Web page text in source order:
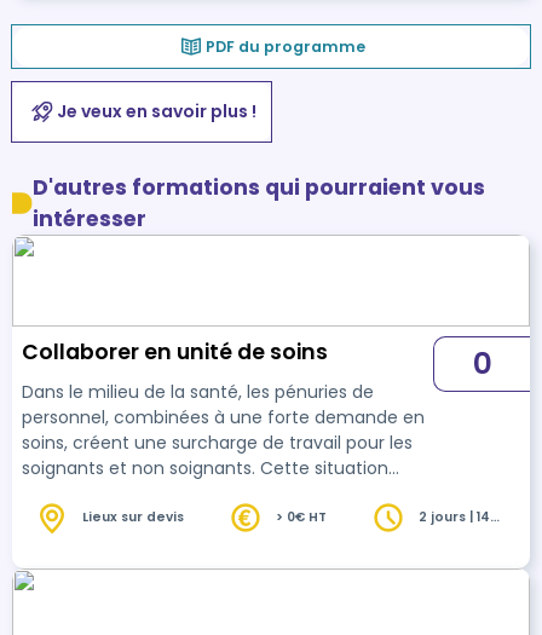
PDF du programme
Je veux en savoir plus !
D'autres formations qui pourraient vous
intéresser
Collaborer en unité de soins
Dans le milieu de la santé, les pénuries de
personnel, combinées à une forte demande en
soins, créent une surcharge de travail pour les
soignants et non soignants. Cette situation
professionnel (burn-out) que les cadres de
impacte, avec le temps, la motivation et le
bien-être au travail. Dans le même temps, les
0
Lieux sur devis > 0€ HT
2 jours | 14